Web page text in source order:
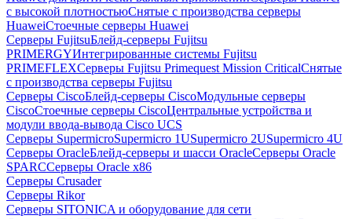
с высокой плотностьюСнятые с производства серверы
HuaweiСтоечные серверы Huawei
Серверы FujitsuБлейд-серверы Fujitsu
PRIMERGYИнтегрированные системы Fujitsu
PRIMEFLEXСерверы Fujitsu Primequest Mission CriticalСнятые
с производства серверы Fujitsu
Серверы CiscoБлейд-серверы CiscoМодульные серверы
CiscoСтоечные серверы CiscoЦентральные устройства и
модули ввода-вывода Cisco UCS
Серверы SupermicroSupermicro 1USupermicro 2USupermicro 4U
Серверы OracleБлейд-серверы и шасси OracleСерверы Oracle
SPARCСерверы Oracle x86
Серверы Crusader
Серверы Rikor
Серверы SITONICA и оборудование для сети